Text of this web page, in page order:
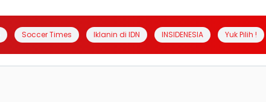
Soccer Times Iklanin di IDN INSIDENESIA Yuk Pilih !